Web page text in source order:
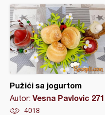
Pužići sa jogurtom
Autor: Vesna Pavlovic 271
4018